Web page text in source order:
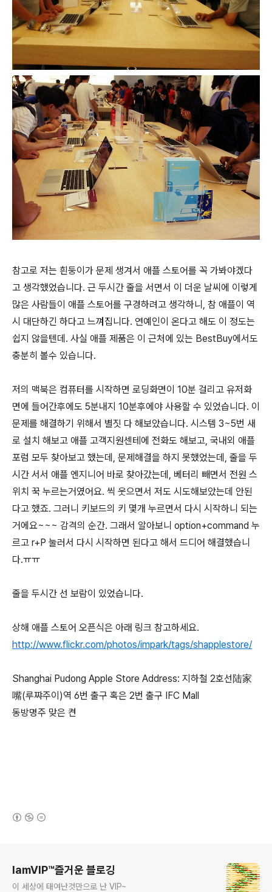
참고로 저는 흰둥이가 문제 생겨서 애플 스토어를 꼭 가봐야겠다
고 생각했었습니다. 근 두시간 줄을 서면서 이 더운 날씨에 이렇게
많은 사람들이 애플 스토어를 구경하려고 생각하니, 참 애플이 역
시 대단하긴 하다고 느껴집니다. 연예인이 온다고 해도 이 정도는
쉽지 않을텐데. 사실 애플 제품은 이 근처에 있는 BestBuy에서도
충분히 볼수 있습니다.
저의 맥북은 컴퓨터를 시작하면 로딩화면이 10분 걸리고 유저화
면에 들어간후에도 5분내지 10분후에야 사용할 수 있었습니다. 이
문제를 해결하기 위해서 별짓 다 해보았습니다. 시스템 3~5번 새
로 설치 해보고 애플 고객지원센테에 전화도 해보고, 국내외 애플
포럼 모두 찾아보고 했는데, 문제해결을 하지 못했었는데, 줄을 두
시간 서서 애플 엔지니어 바로 찾아갔는데, 베터리 빼면서 전원 스
위치 꾹 누르는거였어요. 씩 웃으면서 저도 시도해보았는데 안된
다고 했죠. 그러니 키보드의 키 몇개 누르면서 다시 시작하니 되는
거에요~~~ 감격의 순간. 그래서 알아보니 option+command 누
르고 r+P 눌러서 다시 시작하면 된다고 해서 드디어 해결했습니
다.ㅠㅠ
줄을 두시간 선 보람이 있었습니다.
상해 애플 스토어 오픈식은 아래 링크 참고하세요.
http://www.flickr.com/photos/impark/tags/shapplestore/
Shanghai Pudong Apple Store Address: 지하철 2호선陆家
嘴(루쨔주이)역 6번 출구 혹은 2번 출구 IFC Mall
동방명주 맞은 켠
IamVIP™즐거운 블로깅
이 세상에 태여난것만으로 난 VIP~